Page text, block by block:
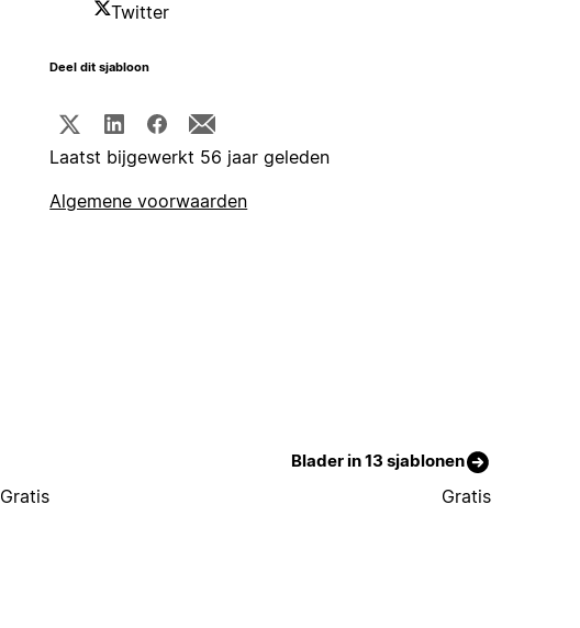
Twitter
Deel dit sjabloon
Laatst bijgewerkt 56 jaar geleden
Algemene voorwaarden
Blader in 13 sjablonen
Gratis Gratis